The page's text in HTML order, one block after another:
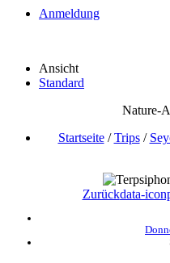
Anmeldung
Ansicht
Standard
Nature-
Startseite/Trips/
Zurückdata-